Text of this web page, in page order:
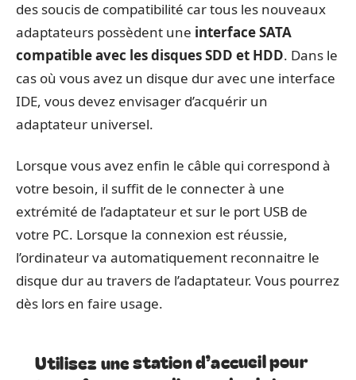
des soucis de compatibilité car tous les nouveaux
adaptateurs possèdent une interface SATA
compatible avec les disques SDD et HDD. Dans le
cas où vous avez un disque dur avec une interface
IDE, vous devez envisager d’acquérir un
adaptateur universel.
Lorsque vous avez enfin le câble qui correspond à
votre besoin, il suffit de le connecter à une
extrémité de l’adaptateur et sur le port USB de
votre PC. Lorsque la connexion est réussie,
l’ordinateur va automatiquement reconnaitre le
disque dur au travers de l’adaptateur. Vous pourrez
dès lors en faire usage.
Utilisez une station d’accueil pour